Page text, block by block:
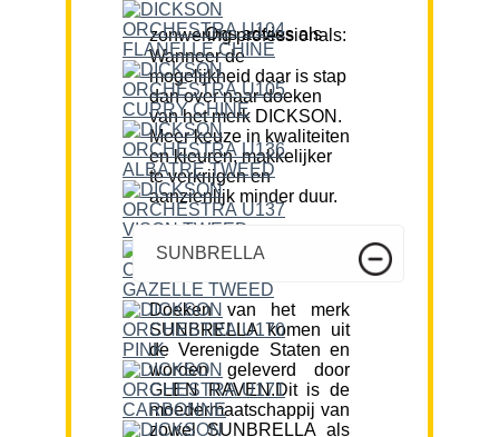
Ons advies als zonwering professionals:
Wanneer de
mogelijkheid daar is stap
dan over naar doeken
van het merk DICKSON.
Meer keuze in kwaliteiten
en kleuren, makkelijker
te verkrijgen en
aanzienlijk minder duur.
SUNBRELLA
Doeken van het merk
SUNBRELLA komen uit
de Verenigde Staten en
worden geleverd door
GLEN RAVEN.Dit is de
moedermaatschappij van
zowel SUNBRELLA als